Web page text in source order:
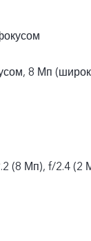
8 Мп
(8 Мп), f/2.4 (2